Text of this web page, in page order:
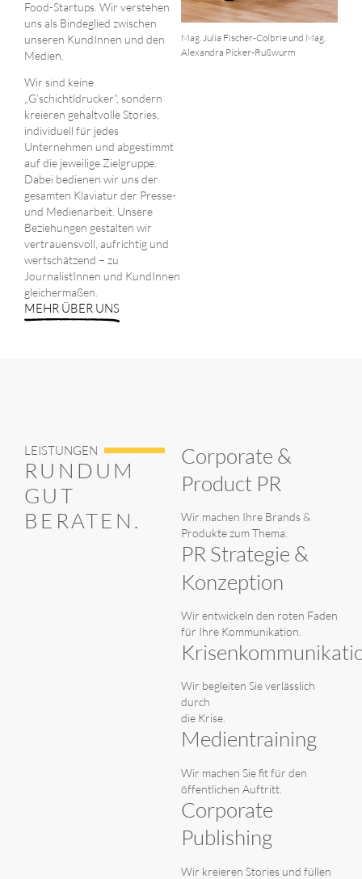
Mag. Julia Fischer-Colbrie und Mag.
Alexandra Picker-Rußwurm
Food-Startups. Wir verstehen
uns als Bindeglied zwischen
unseren KundInnen und den
Medien.
Wir sind keine
„G’schichtldrucker“, sondern
kreieren gehaltvolle Stories,
individuell für jedes
Unternehmen und abgestimmt
auf die jeweilige Zielgruppe.
Dabei bedienen wir uns der
gesamten Klaviatur der Presse-
und Medienarbeit. Unsere
Beziehungen gestalten wir
vertrauensvoll, aufrichtig und
wertschätzend – zu
JournalistInnen und KundInnen
gleichermaßen.
MEHR ÜBER UNS
LEISTUNGEN
RUNDUM
GUT
BERATEN.
Corporate &
Product PR
Wir machen Ihre Brands &
Produkte zum Thema.
PR Strategie &
Konzeption
Wir entwickeln den roten Faden
für Ihre Kommunikation.
Wir begleiten Sie verlässlich
durch
die Krise.
Medientraining
Wir machen Sie fit für den
öffentlichen Auftritt.
Corporate
Publishing
Wir kreieren Stories und füllen